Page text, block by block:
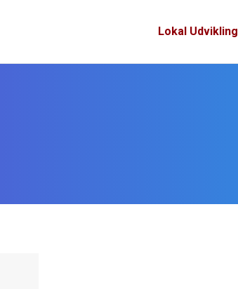
Lokal Udvikling